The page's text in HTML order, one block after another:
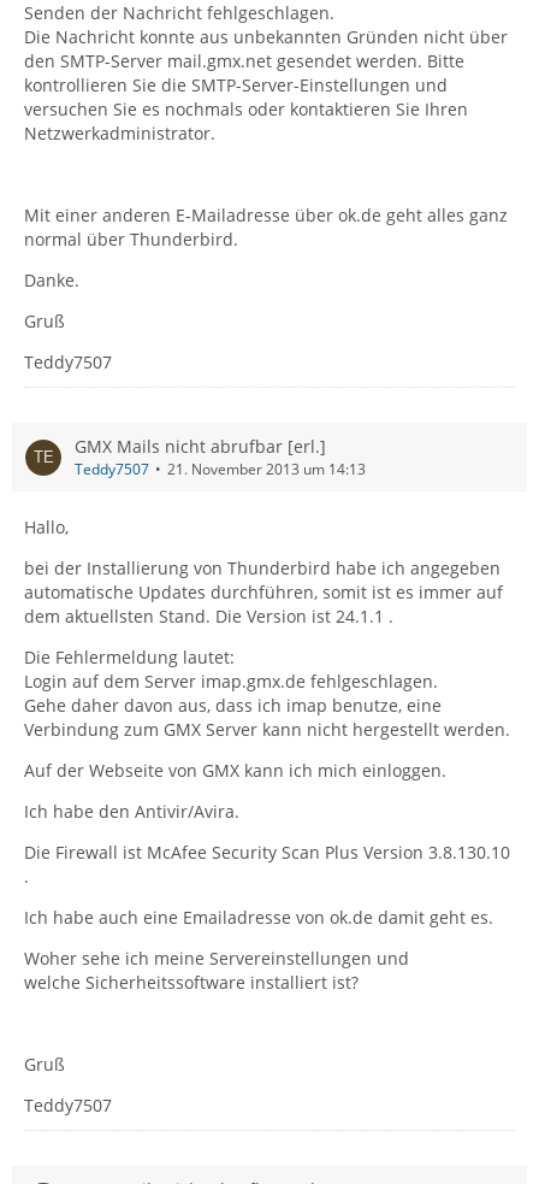
Senden der Nachricht fehlgeschlagen.
Die Nachricht konnte aus unbekannten Gründen nicht über
den SMTP-Server mail.gmx.net gesendet werden. Bitte
kontrollieren Sie die SMTP-Server-Einstellungen und
versuchen Sie es nochmals oder kontaktieren Sie Ihren
Netzwerkadministrator.
Mit einer anderen E-Mailadresse über ok.de geht alles ganz
normal über Thunderbird.
Danke.
Gruß
Teddy7507
GMX Mails nicht abrufbar [erl.]
Teddy7507 21. November 2013 um 14:13
Hallo,
bei der Installierung von Thunderbird habe ich angegeben
automatische Updates durchführen, somit ist es immer auf
dem aktuellsten Stand. Die Version ist 24.1.1 .
Die Fehlermeldung lautet:
Login auf dem Server imap.gmx.de fehlgeschlagen.
Gehe daher davon aus, dass ich imap benutze, eine
Verbindung zum GMX Server kann nicht hergestellt werden.
Auf der Webseite von GMX kann ich mich einloggen.
Ich habe den Antivir/Avira.
Die Firewall ist McAfee Security Scan Plus Version 3.8.130.10
.
Ich habe auch eine Emailadresse von ok.de damit geht es.
Woher sehe ich meine Servereinstellungen und
welche Sicherheitssoftware installiert ist?
Gruß
Teddy7507